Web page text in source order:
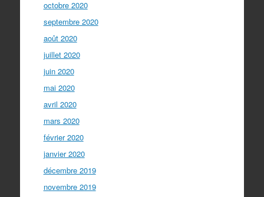
octobre 2020
septembre 2020
août 2020
juillet 2020
juin 2020
mai 2020
avril 2020
mars 2020
février 2020
janvier 2020
décembre 2019
novembre 2019